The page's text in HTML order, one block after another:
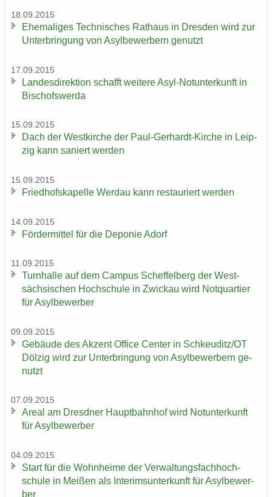
18.09.2015
Ehe­ma­li­ges Tech­ni­sches Rat­haus in Dres­den wird zur
Un­ter­brin­gung von Asyl­be­wer­bern ge­nutzt
17.09.2015
Lan­des­di­rek­ti­on schafft wei­te­re Asyl-​Notunterkunft in
Bi­schofs­wer­da
15.09.2015
Dach der West­kir­che der Paul-​Gerhardt-Kirche in Leip­
zig kann sa­niert wer­den
15.09.2015
Fried­hofs­ka­pel­le Wer­dau kann re­stau­riert wer­den
14.09.2015
För­der­mit­tel für die De­po­nie Adorf
11.09.2015
Turn­hal­le auf dem Cam­pus Schef­fel­berg der West­
säch­si­schen Hoch­schu­le in Zwi­ckau wird Not­quar­tier
für Asyl­be­wer­ber
09.09.2015
Ge­bäu­de des Ak­zent Of­fice Cen­ter in Schkeu­ditz/OT
Döl­zig wird zur Un­ter­brin­gung von Asyl­be­wer­bern ge­
nutzt
07.09.2015
Areal am Dresd­ner Haupt­bahn­hof wird Not­un­ter­kunft
für Asyl­be­wer­ber
04.09.2015
Start für die Wohn­hei­me der Ver­wal­tungs­fach­hoch­
schu­le in Mei­ßen als In­te­rims­un­ter­kunft für Asyl­be­wer­
ber